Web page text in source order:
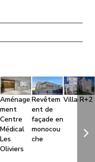
Aménage
ment
Centre
Médical
Les
Oliviers
Revêtem
ent de
façade en
monocou
che
Villa R+2